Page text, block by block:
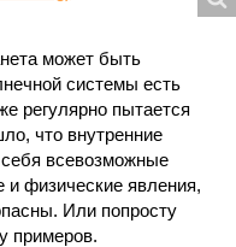
может быть
системы есть
регулярно пытается
что внутренние
всевозможные
и физические явления,
Или попросту
примеров.